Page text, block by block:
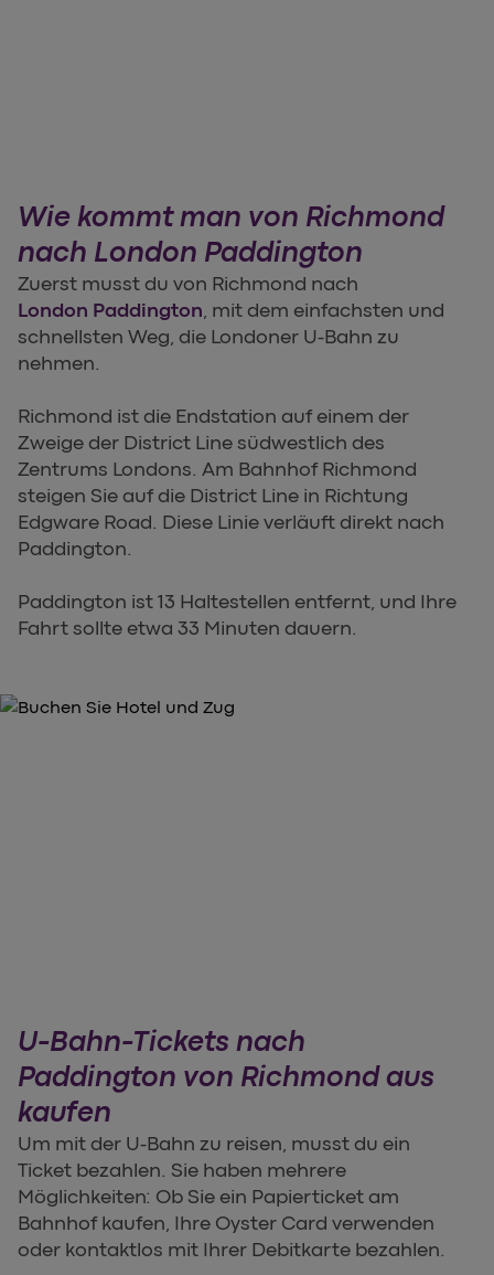
Wie kommt man von Richmond
nach London Paddington
Zuerst musst du von Richmond nach
London Paddington, mit dem einfachsten und
schnellsten Weg, die Londoner U-Bahn zu
nehmen.
Richmond ist die Endstation auf einem der
Zweige der District Line südwestlich des
Zentrums Londons. Am Bahnhof Richmond
steigen Sie auf die District Line in Richtung
Edgware Road. Diese Linie verläuft direkt nach
Paddington.
Paddington ist 13 Haltestellen entfernt, und Ihre
Fahrt sollte etwa 33 Minuten dauern.
U-Bahn-Tickets nach
Paddington von Richmond aus
kaufen
Um mit der U-Bahn zu reisen, musst du ein
Ticket bezahlen. Sie haben mehrere
Möglichkeiten: Ob Sie ein Papierticket am
Bahnhof kaufen, Ihre Oyster Card verwenden
oder kontaktlos mit Ihrer Debitkarte bezahlen.